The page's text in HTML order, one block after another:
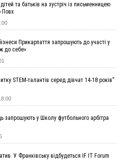
Долині та Яремче 6 серпня
фото: на Прикарпатті
у розбещенні малолітньої
Гвіздецької селищної ради
податку
Прикарпаття та Львівщини
аукціон за 830 млн
скоїли наругу над могилою УПА
у Керчі
та батьків на зустріч із письменницею
Повх
Прикарпаття запрошують до участі у
до себе»
STEM-талантів серед дівчат 14-18 років”
запрошують у Школу футбольного арбітра
У Франківську відбудеться IF IT Forum